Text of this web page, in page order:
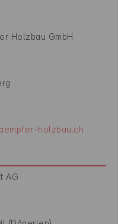
Holzbau GmbH
holzbau.ch
AG